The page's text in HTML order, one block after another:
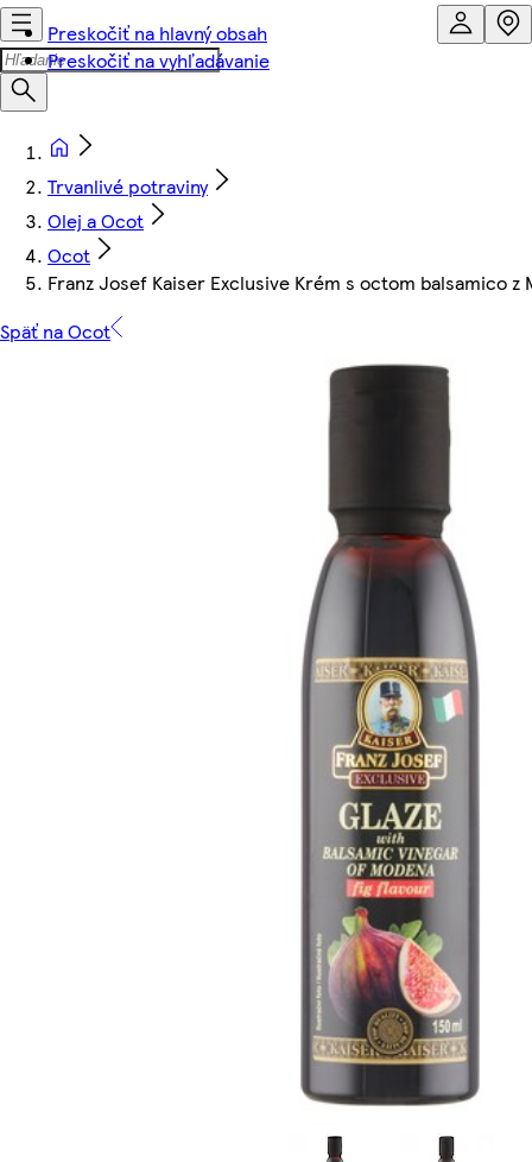
Preskočiť na hlavný obsah
Preskočiť na vyhľadávanie
Trvanlivé potraviny
Olej a Ocot
Ocot
Franz Josef Kaiser Exclusive Krém s octom balsamico z
Späť na Ocot